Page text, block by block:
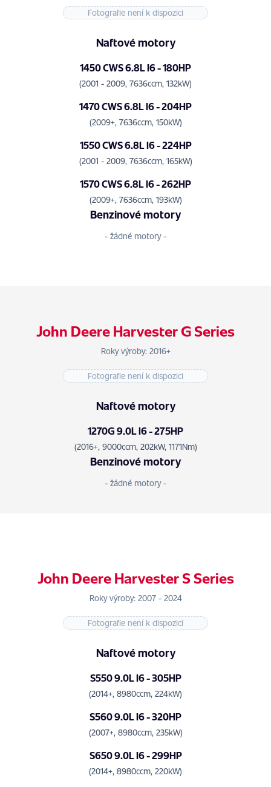
Fotografie není k dispozici
Naftové motory
1450 CWS 6.8L I6 - 180HP
(2001 - 2009, 7636ccm, 132kW)
1470 CWS 6.8L I6 - 204HP
(2009+, 7636ccm, 150kW)
1550 CWS 6.8L I6 - 224HP
(2001 - 2009, 7636ccm, 165kW)
1570 CWS 6.8L I6 - 262HP
(2009+, 7636ccm, 193kW)
Benzinové motory
- žádné motory -
John Deere Harvester G Series
Roky výroby: 2016+
Fotografie není k dispozici
Naftové motory
1270G 9.0L l6 - 275HP
(2016+, 9000ccm, 202kW, 1171Nm)
Benzinové motory
- žádné motory -
John Deere Harvester S Series
Roky výroby: 2007 - 2024
Fotografie není k dispozici
Naftové motory
S550 9.0L I6 - 305HP
(2014+, 8980ccm, 224kW)
S560 9.0L I6 - 320HP
(2007+, 8980ccm, 235kW)
S650 9.0L I6 - 299HP
(2014+, 8980ccm, 220kW)